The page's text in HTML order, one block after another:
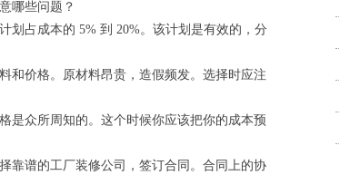
哪些问题？
占成本的 5% 到 20%。该计划是有效的，分
价格。原材料昂贵，造假频发。选择时应注
众所周知的。这个时候你应该把你的成本预
谱的工厂装修公司，签订合同。合同上的协